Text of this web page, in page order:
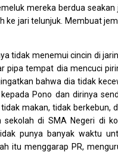
mereka berdua seakan
ke jari telunjuk. Membuat
tidak menemui cincin di
pipa tempat dia mencuci
bahwa dia tidak
Pono dan dirinya
makan, tidak berkebun,
sekolah di SMA Negeri di
punya banyak waktu
itu menggarap PR,